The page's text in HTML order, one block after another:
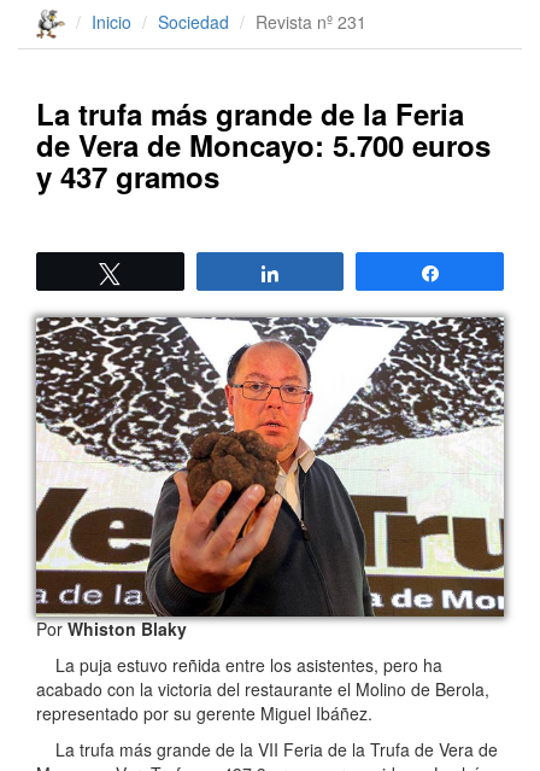
Inicio Sociedad Revista nº 231
La trufa más grande de la Feria
de Vera de Moncayo: 5.700 euros
y 437 gramos
PorWhiston Blaky
La puja estuvo reñida entre los asistentes, pero ha
acabado con la victoria del restaurante el Molino de Berola,
representado por su gerente Miguel Ibáñez.
La trufa más grande de la VII Feria de la Trufa de Vera de